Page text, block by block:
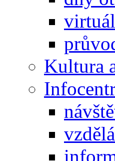
Kultura